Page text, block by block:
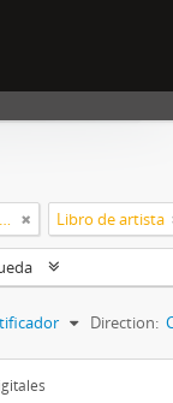
Ciudad Autónoma de Buenos Aires (Argentina) Libro de artista
Direction: